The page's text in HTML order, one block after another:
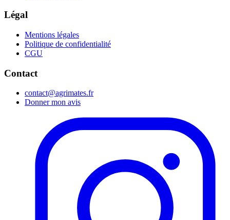
Légal
Mentions légales
Politique de confidentialité
CGU
Contact
contact@agrimates.fr
Donner mon avis